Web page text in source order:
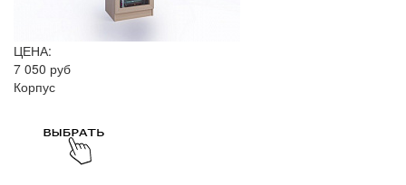
ЦЕНА:
7 050 руб
Корпус